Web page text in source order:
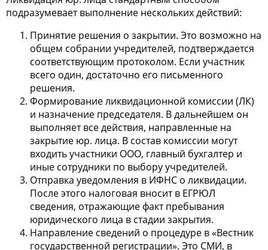
подразумевает выполнение нескольких действий:
Принятие решения о закрытии. Это возможно на
общем собрании учредителей, подтверждается
соответствующим протоколом. Если участник
всего один, достаточно его письменного
решения.
Формирование ликвидационной комиссии (ЛК)
и назначение председателя. В дальнейшем он
выполняет все действия, направленные на
закрытие юр. лица. В состав комиссии могут
входить участники ООО, главный бухгалтер и
иные сотрудники по выбору учредителей.
Отправка уведомления в ИФНС о ликвидации.
После этого налоговая вносит в ЕГРЮЛ
сведения, отражающие факт пребывания
юридического лица в стадии закрытия.
Направление сведений о процедуре в «Вестник
государственной регистрации». Это СМИ, в